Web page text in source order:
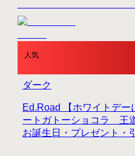
人気
Ed.Road 【ホワイトデ
ートガトーショコラ 王
お誕生日・プレゼント・
ダーク